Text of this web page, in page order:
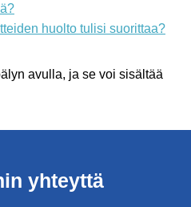
huolto tulisi suorittaa?
avulla, ja se voi sisältää
yhteyttä